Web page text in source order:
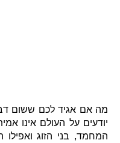
מה אם אגיד לכם ששום
יודעים על העולם אינו
המחמד, בני הזוג